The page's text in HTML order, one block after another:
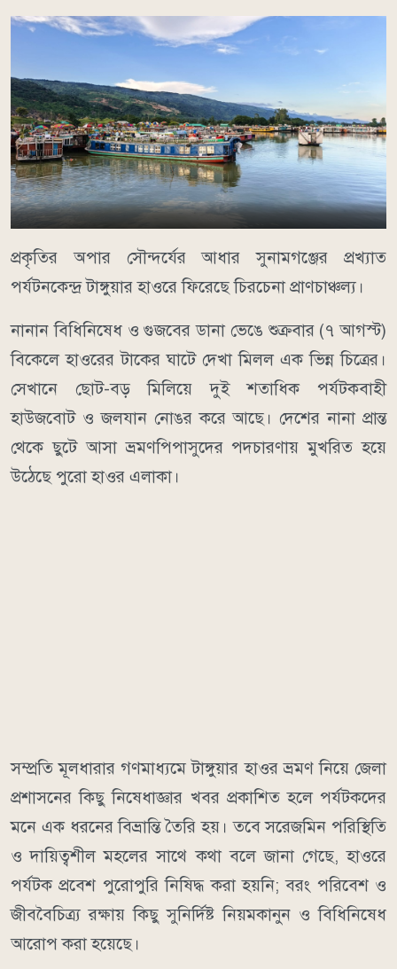
​প্রকৃতির অপার সৌন্দর্যের আধার সুনামগঞ্জের প্রখ্যাত
পর্যটনকেন্দ্র টাঙ্গুয়ার হাওরে ফিরেছে চিরচেনা প্রাণচাঞ্চল্য।
নানান বিধিনিষেধ ও গুজবের ডানা ভেঙে শুক্রবার (৭ আগস্ট)
বিকেলে হাওরের টাকের ঘাটে দেখা মিলল এক ভিন্ন চিত্রের।
সেখানে ছোট-বড় মিলিয়ে দুই শতাধিক পর্যটকবাহী
হাউজবোট ও জলযান নোঙর করে আছে। দেশের নানা প্রান্ত
থেকে ছুটে আসা ভ্রমণপিপাসুদের পদচারণায় মুখরিত হয়ে
উঠেছে পুরো হাওর এলাকা।
​সম্প্রতি মূলধারার গণমাধ্যমে টাঙ্গুয়ার হাওর ভ্রমণ নিয়ে জেলা
প্রশাসনের কিছু নিষেধাজ্ঞার খবর প্রকাশিত হলে পর্যটকদের
মনে এক ধরনের বিভ্রান্তি তৈরি হয়। তবে সরেজমিন পরিস্থিতি
ও দায়িত্বশীল মহলের সাথে কথা বলে জানা গেছে, হাওরে
পর্যটক প্রবেশ পুরোপুরি নিষিদ্ধ করা হয়নি; বরং পরিবেশ ও
জীববৈচিত্র্য রক্ষায় কিছু সুনির্দিষ্ট নিয়মকানুন ও বিধিনিষেধ
আরোপ করা হয়েছে।